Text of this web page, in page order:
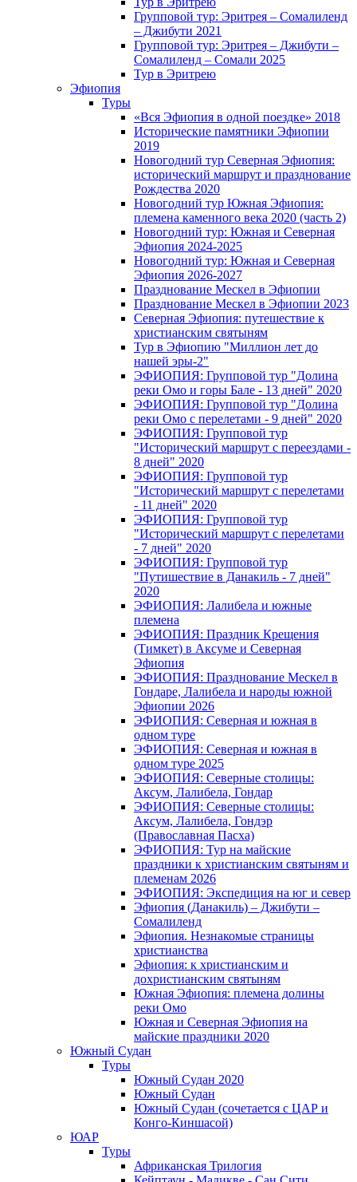
Групповой тур: Эритрея – Cомалиленд
– Джибути 2021
Групповой тур: Эритрея – Джибути –
Сомалиленд – Сомали 2025
Тур в Эритрею
Эфиопия
Туры
«Вся Эфиопия в одной поездке» 2018
Исторические памятники Эфиопии
2019
Новогодний тур Северная Эфиопия:
исторический маршрут и празднование
Рождества 2020
Новогодний тур Южная Эфиопия:
племена каменного века 2020 (часть 2)
Новогодний тур: Южная и Северная
Эфиопия 2024-2025
Новогодний тур: Южная и Северная
Эфиопия 2026-2027
Празднование Мескел в Эфиопии
Празднование Мескел в Эфиопии 2023
Северная Эфиопия: путешествие к
христианским святыням
Тур в Эфиопию "Миллион лет до
нашей эры-2"
ЭФИОПИЯ: Групповой тур "Долина
реки Омо и горы Бале - 13 дней" 2020
ЭФИОПИЯ: Групповой тур "Долина
реки Омо с перелетами - 9 дней" 2020
ЭФИОПИЯ: Групповой тур
"Исторический маршрут с переездами -
8 дней" 2020
ЭФИОПИЯ: Групповой тур
"Исторический маршрут с перелетами
- 11 дней" 2020
ЭФИОПИЯ: Групповой тур
"Исторический маршрут с перелетами
- 7 дней" 2020
ЭФИОПИЯ: Групповой тур
"Путишествие в Данакиль - 7 дней"
2020
ЭФИОПИЯ: Лалибела и южные
племена
ЭФИОПИЯ: Праздник Крещения
(Тимкет) в Аксуме и Северная
Эфиопия
ЭФИОПИЯ: Празднование Мескел в
Гондаре, Лалибела и народы южной
Эфиопии 2026
ЭФИОПИЯ: Северная и южная в
одном туре
ЭФИОПИЯ: Северная и южная в
одном туре 2025
ЭФИОПИЯ: Северные столицы:
Аксум, Лалибела, Гондар
ЭФИОПИЯ: Северные столицы:
Аксум, Лалибела, Гондэр
(Православная Пасха)
ЭФИОПИЯ: Тур на майские
праздники к христианским святыням и
племенам 2026
ЭФИОПИЯ: Экспедиция на юг и север
Эфиопия (Данакиль) – Джибути –
Cомалиленд
Эфиопия. Незнакомые страницы
христианства
Эфиопия: к христианским и
дохристианским святыням
Южная Эфиопия: племена долины
реки Омо
Южная и Северная Эфиопия на
майские праздники 2020
Южный Судан
Туры
Южный Cудан 2020
Южный Cудан
Южный Судан (сочетается с ЦАР и
Конго-Киншасой)
ЮАР
Туры
Африканская Трилогия